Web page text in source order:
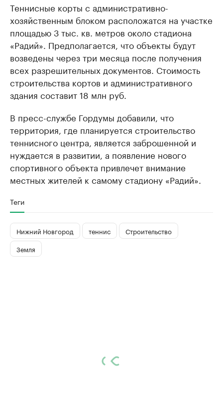
Теннисные корты с административно-
хозяйственным блоком расположатся на участке
площадью 3 тыс. кв. метров около стадиона
«Радий». Предполагается, что объекты будут
возведены через три месяца после получения
всех разрешительных документов. Стоимость
строительства кортов и административного
здания составит 18 млн руб.
В пресс-службе Гордумы добавили, что
территория, где планируется строительство
теннисного центра, является заброшенной и
нуждается в развитии, а появление нового
спортивного объекта привлечет внимание
местных жителей к самому стадиону «Радий».
Теги
Нижний Новгород теннис
Строительство
Земля